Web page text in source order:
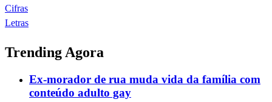
Cifras
Letras
Trending Agora
Ex-morador de rua muda vida da família com
conteúdo adulto gay